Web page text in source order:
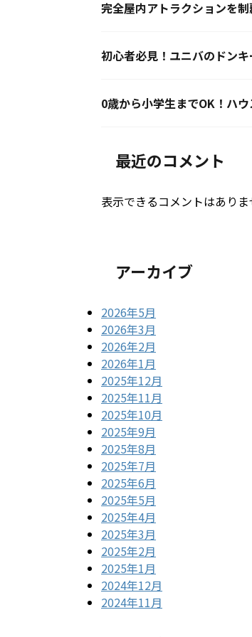
完全屋内アトラクションを
初心者必見！ユニバのドン
0歳から小学生までOK！ハ
最近のコメント
表示できるコメントはありま
アーカイブ
2026年5月
2026年3月
2026年2月
2026年1月
2025年12月
2025年11月
2025年10月
2025年9月
2025年8月
2025年7月
2025年6月
2025年5月
2025年4月
2025年3月
2025年2月
2025年1月
2024年12月
2024年11月